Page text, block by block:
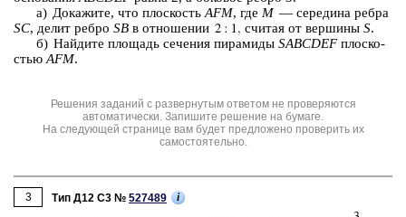
а) До­ка­жи­те, что плос­костьAFM, где M — се­ре­ди­на ребра
SC, делит ребро SB в от­но­ше­нии счи­тая от вер­ши­ныS.
б) Най­ди­те пло­щадь се­че­ния пи­ра­ми­ды SABCDEFплос­ко­
стьюAFM.
Решения заданий с развернутым ответом не проверяются
автоматически. Запишите решение на бумаге.
На следующей странице вам будет предложено проверить их
самостоятельно.
3 Тип Д12 C3 № 527489 i